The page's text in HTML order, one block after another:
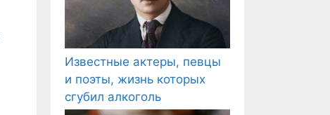
Известные актеры, певцы
и поэты, жизнь которых
сгубил алкоголь